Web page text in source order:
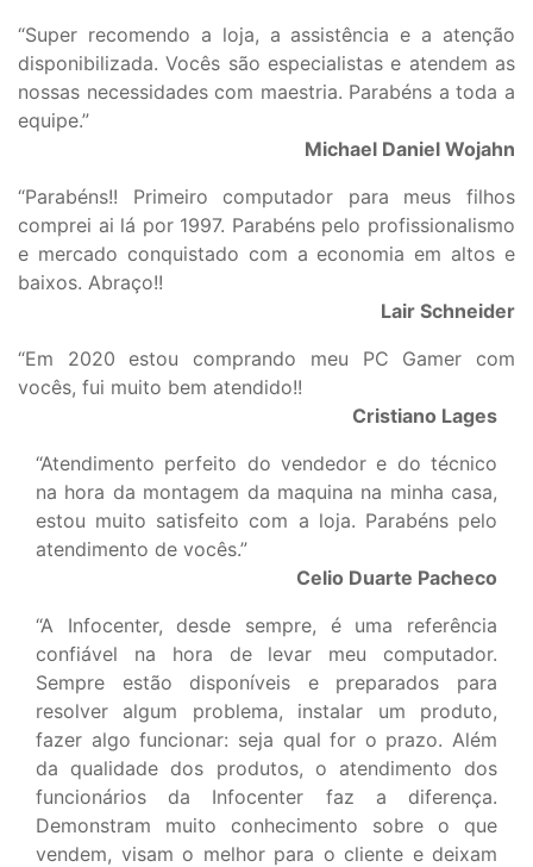
“Super recomendo a loja, a assistência e a atenção
disponibilizada. Vocês são especialistas e atendem as
nossas necessidades com maestria. Parabéns a toda a
equipe.”
Michael Daniel Wojahn
“Parabéns!! Primeiro computador para meus filhos
comprei ai lá por 1997. Parabéns pelo profissionalismo
e mercado conquistado com a economia em altos e
baixos. Abraço!!
Lair Schneider
“Em 2020 estou comprando meu PC Gamer com
vocês, fui muito bem atendido!!
Cristiano Lages
“Atendimento perfeito do vendedor e do técnico
na hora da montagem da maquina na minha casa,
estou muito satisfeito com a loja. Parabéns pelo
atendimento de vocês.”
Celio Duarte Pacheco
“A Infocenter, desde sempre, é uma referência
confiável na hora de levar meu computador.
Sempre estão disponíveis e preparados para
resolver algum problema, instalar um produto,
fazer algo funcionar: seja qual for o prazo. Além
da qualidade dos produtos, o atendimento dos
funcionários da Infocenter faz a diferença.
Demonstram muito conhecimento sobre o que
vendem, visam o melhor para o cliente e deixam